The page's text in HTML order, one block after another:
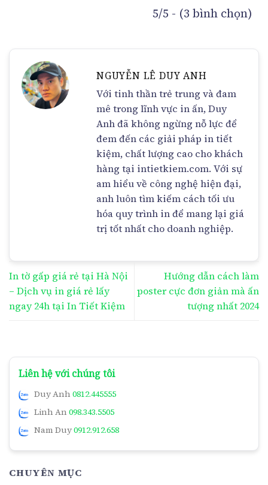
5/5 - (3 bình chọn)
NGUYỄN LÊ DUY ANH
Với tinh thần trẻ trung và đam
mê trong lĩnh vực in ấn, Duy
Anh đã không ngừng nỗ lực để
đem đến các giải pháp in tiết
kiệm, chất lượng cao cho khách
hàng tại intietkiem.com. Với sự
am hiểu về công nghệ hiện đại,
anh luôn tìm kiếm cách tối ưu
hóa quy trình in để mang lại giá
trị tốt nhất cho doanh nghiệp.
In tờ gấp giá rẻ tại Hà Nội
– Dịch vụ in giá rẻ lấy
ngay 24h tại In Tiết Kiệm
Hướng dẫn cách làm
poster cực đơn giản mà ấn
tượng nhất 2024
Liên hệ với chúng tôi
Duy Anh 0812.445555
Linh An 098.343.5505
Nam Duy0912.912.658
CHUYÊN MỤC